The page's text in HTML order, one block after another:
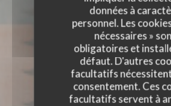
données à
personnel. Les
nécessaires »
obligatoires et
défaut. D'autres
facultatifs
consentement. Ces
facultatifs servent à